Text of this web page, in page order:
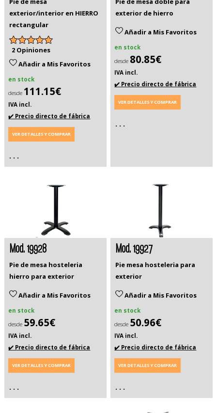
exterior/interior en HIERRO
rectangular
2 Opiniones
Añadir a Mis Favoritos
en stock
desde 111.15€
IVA incl.
✔️ Precio directo de fábrica
VER DETALLES Y COMPRAR
. . .
exterior de hierro
Añadir a Mis Favoritos
en stock
desde 80.85€
IVA incl.
✔️ Precio directo de fábrica
VER DETALLES Y COMPRAR
. . .
Mod. 19928
Pie de mesa hosteleria
hierro para exterior
Añadir a Mis Favoritos
en stock
desde 59.65€
IVA incl.
✔️ Precio directo de fábrica
VER DETALLES Y COMPRAR
. . .
Mod. 19927
Pie mesa hosteleria para
exterior
Añadir a Mis Favoritos
en stock
desde 50.96€
IVA incl.
✔️ Precio directo de fábrica
VER DETALLES Y COMPRAR
. . .